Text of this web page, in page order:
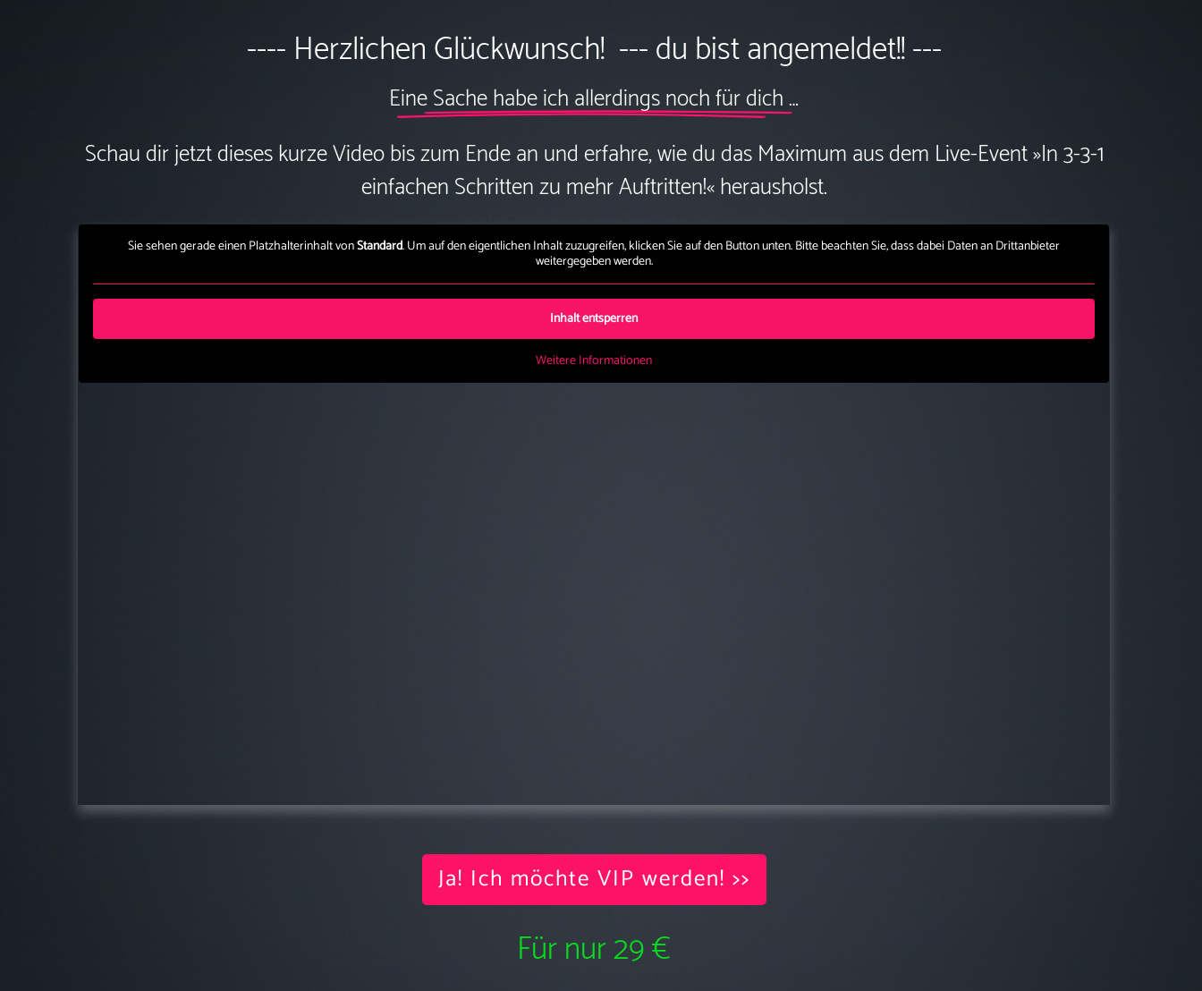
---- Herzlichen Glückwunsch! --- du bist angemeldet!! ---
Eine Sache habe ich allerdings noch für dich …
Schau dir jetzt dieses kurze Video bis zum Ende an und erfahre, wie du das Maximum aus dem Live-Event »In 3-3-1
einfachen Schritten zu mehr Auftritten!« herausholst.
Sie sehen gerade einen Platzhalterinhalt vonStandard. Um auf den eigentlichen Inhalt zuzugreifen, klicken Sie auf den Button unten. Bitte beachten Sie, dass dabei Daten an Drittanbieter
weitergegeben werden.
Inhalt entsperren
Weitere Informationen
Ja! Ich möchte VIP werden! >>
Für nur 29 €